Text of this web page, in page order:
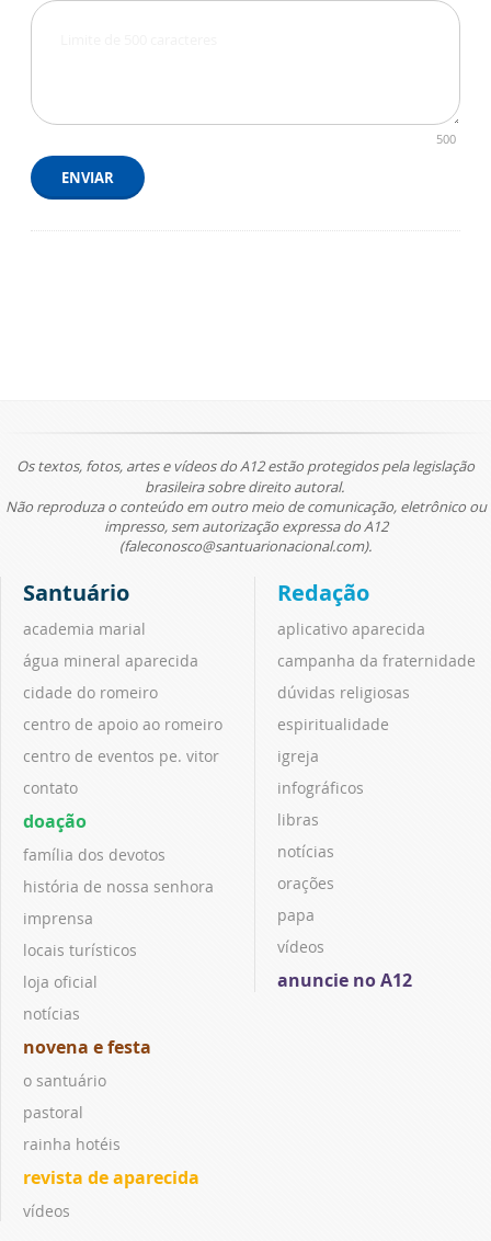
500
ENVIAR
Os textos, fotos, artes e vídeos do A12 estão protegidos pela legislação
brasileira sobre direito autoral.
Não reproduza o conteúdo em outro meio de comunicação, eletrônico ou
impresso, sem autorização expressa do A12
(faleconosco@santuarionacional.com).
Santuário
academia marial
água mineral aparecida
cidade do romeiro
centro de apoio ao romeiro
centro de eventos pe. vitor
contato
doação
família dos devotos
história de nossa senhora
imprensa
locais turísticos
loja oficial
notícias
novena e festa
o santuário
pastoral
rainha hotéis
revista de aparecida
vídeos
Redação
aplicativo aparecida
campanha da fraternidade
dúvidas religiosas
espiritualidade
igreja
infográficos
libras
notícias
orações
papa
vídeos
anuncie no A12